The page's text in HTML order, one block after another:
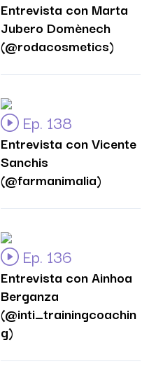
Entrevista con Marta
Jubero Domènech
(@rodacosmetics)
Ep. 138
Entrevista con Vicente
Sanchis
(@farmanimalia)
Ep. 136
Entrevista con Ainhoa
Berganza
(@inti_trainingcoachin
g)